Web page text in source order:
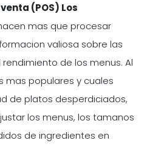
(POS) Los
mas que procesar
valiosa sobre las
de los menus. Al
mas populares y cuales
de platos desperdiciados,
los menus, los tamanos
de ingredientes en